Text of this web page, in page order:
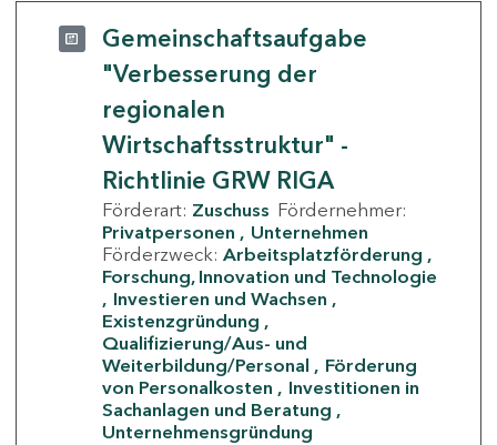
Gemeinschaftsaufgabe
"Verbesserung der
regionalen
Wirtschaftsstruktur" -
Richtlinie GRW RIGA
Förderart: Zuschuss Fördernehmer:
Privatpersonen
Unternehmen
Förderzweck: Arbeitsplatzförderung
Forschung, Innovation und Technologie
Investieren und Wachsen
Existenzgründung
Qualifizierung/Aus- und
Weiterbildung/Personal
Förderung
von Personalkosten
Investitionen in
Sachanlagen und Beratung
Unternehmensgründung